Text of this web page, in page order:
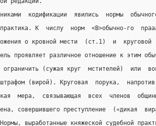
кодификации  явились  нормы
практика. К  числу  норм  <В>обычно-го
о кровной мести  (ст.1)  и
проявляет различное отношение к этим
ограничить (сужая круг  мстителей)  или
штрафом (вирой). Круговая  порука,
мера,  связывающая  всех  членов
совершившего преступление  («дикая
выработанные княжеской судебной